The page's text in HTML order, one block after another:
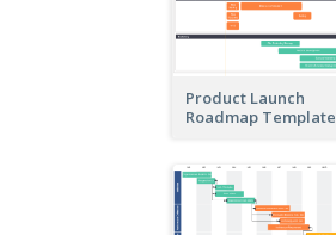
Product Launch
Roadmap Template